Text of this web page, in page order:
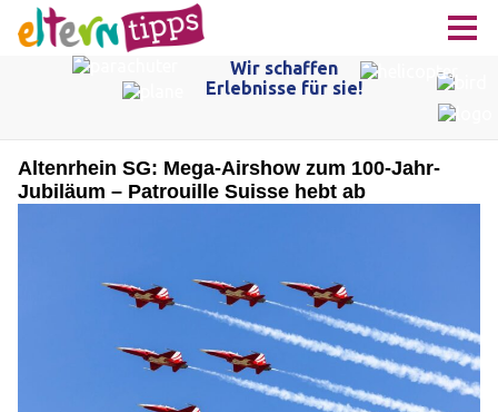
Altenrhein SG: Mega-Airshow zum 100-Jahr-
Jubiläum – Patrouille Suisse hebt ab